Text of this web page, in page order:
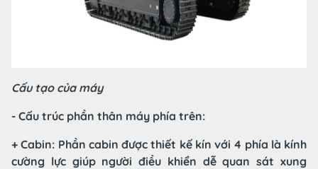
Cấu tạo của máy
- Cấu trúc phần thân máy phía trên:
+ Cabin: Phần cabin được thiết kế kín với 4 phía là kính
cường lực giúp người điều khiển dễ quan sát xung